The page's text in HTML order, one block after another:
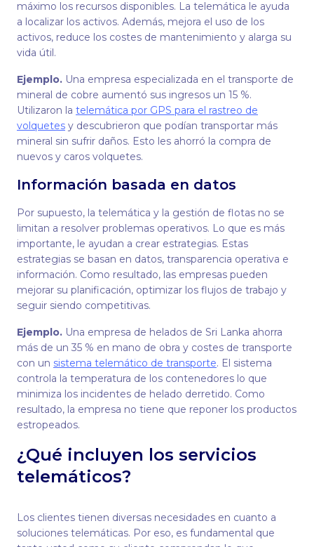
máximo los recursos disponibles. La telemática le ayuda
a localizar los activos. Además, mejora el uso de los
activos, reduce los costes de mantenimiento y alarga su
vida útil.
Ejemplo. Una empresa especializada en el transporte de
mineral de cobre aumentó sus ingresos un 15 %.
Utilizaron la telemática por GPS para el rastreo de
volquetes y descubrieron que podían transportar más
mineral sin sufrir daños. Esto les ahorró la compra de
nuevos y caros volquetes.
Información basada en datos
Por supuesto, la telemática y la gestión de flotas no se
limitan a resolver problemas operativos. Lo que es más
importante, le ayudan a crear estrategias. Estas
estrategias se basan en datos, transparencia operativa e
información. Como resultado, las empresas pueden
mejorar su planificación, optimizar los flujos de trabajo y
seguir siendo competitivas.
Ejemplo. Una empresa de helados de Sri Lanka ahorra
más de un 35 % en mano de obra y costes de transporte
con un sistema telemático de transporte. El sistema
controla la temperatura de los contenedores lo que
minimiza los incidentes de helado derretido. Como
resultado, la empresa no tiene que reponer los productos
estropeados.
¿Qué incluyen los servicios
telemáticos?
Los clientes tienen diversas necesidades en cuanto a
soluciones telemáticas. Por eso, es fundamental que